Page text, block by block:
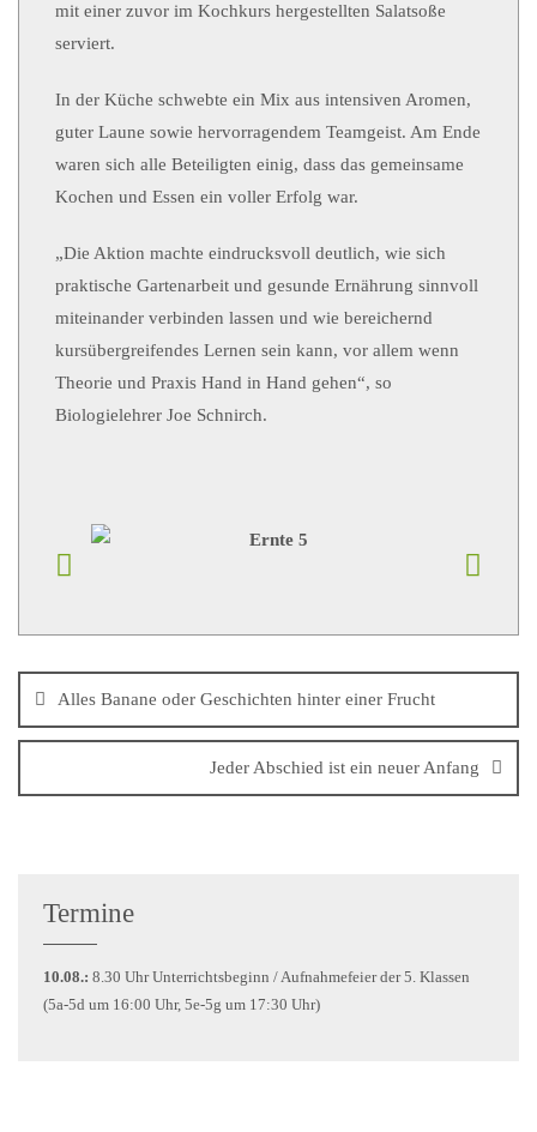
mit einer zuvor im Kochkurs hergestellten Salatsoße
serviert.
In der Küche schwebte ein Mix aus intensiven Aromen,
guter Laune sowie hervorragendem Teamgeist. Am Ende
waren sich alle Beteiligten einig, dass das gemeinsame
Kochen und Essen ein voller Erfolg war.
„Die Aktion machte eindrucksvoll deutlich, wie sich
praktische Gartenarbeit und gesunde Ernährung sinnvoll
miteinander verbinden lassen und wie bereichernd
kursübergreifendes Lernen sein kann, vor allem wenn
Theorie und Praxis Hand in Hand gehen“, so
Biologielehrer Joe Schnirch.
Alles Banane oder Geschichten hinter einer Frucht
Jeder Abschied ist ein neuer Anfang
Termine
10.08.: 8.30 Uhr Unterrichtsbeginn / Aufnahmefeier der 5. Klassen
(5a-5d um 16:00 Uhr, 5e-5g um 17:30 Uhr)